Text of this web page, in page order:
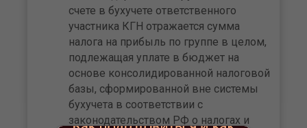
счете в бухучете ответственного
участника КГН отражается сумма
налога на прибыль по группе в целом,
подлежащая уплате в бюджет на
основе консолидированной налоговой
базы, сформированной вне системы
бухучета в соответствии с
законодательством РФ о налогах и